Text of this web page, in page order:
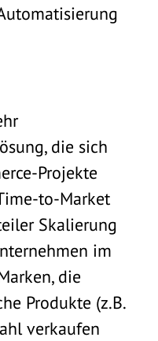
die sich
Projekte
to-Market
Skalierung
im
die
Produkte (z.B.
verkaufen